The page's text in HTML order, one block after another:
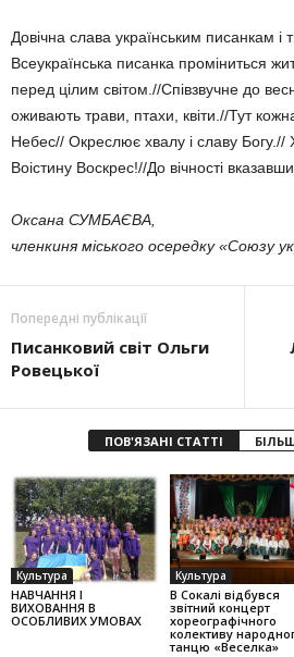
Довічна слава українським писанкам і
Всеукраїнська писанка проміниться
перед цілим світом.//Співзвучне до
оживають трави, птахи, квіти.//Тут
Небес// Окреслює хвалу і славу Богу.//
Воістину Воскрес!//До вічності
Оксана СУМБАЄВА,
членкиня міського осередку «Союзу
Попередні публікації
Писанковий світ Ольги
Ровецької
ПОВ'ЯЗАНІ СТАТТІ
Культура
НАВЧАННЯ І
ВИХОВАННЯ В
ОСОБЛИВИХ УМОВАХ
Культура
В Сокалі відбувся
звітний концерт
хореографічного
колек­тиву
танцю «Веселка»